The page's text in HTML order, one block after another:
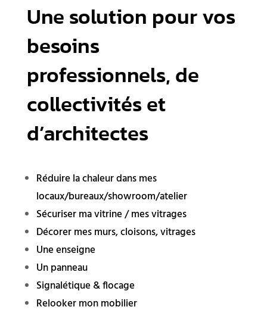
Une solution pour vos
besoins
professionnels, de
collectivités et
d’architectes
Réduire la chaleur dans mes
locaux/bureaux/showroom/atelier
Sécuriser ma vitrine / mes vitrages
Décorer mes murs, cloisons, vitrages
Une enseigne
Un panneau
Signalétique & flocage
Relooker mon mobilier